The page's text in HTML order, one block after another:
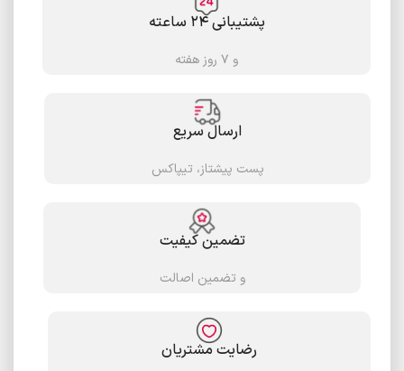
پشتیبانی ۲۴ ساعته
و ۷ روز هفته
ارسال سریع
پست پیشتاز، تیپاکس
تضمین کیفیت
و تضمین اصالت
رضایت مشتریان